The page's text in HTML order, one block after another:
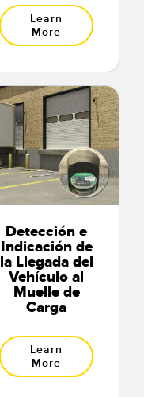
Learn
More
Detección e
Indicación de
la Llegada del
Vehículo al
Muelle de
Carga
Learn
More